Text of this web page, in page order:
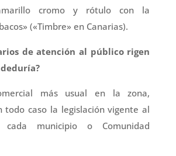
cromo y rótulo con la
(«Timbre» en Canarias).
de atención al público rigen
más usual en la zona,
todo caso la legislación vigente al
municipio o Comunidad